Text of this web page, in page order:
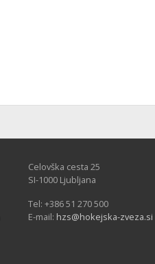
Celovška cesta 25
SI-1000 Ljubljana
Tel: +386 51 270 500
E-mail: hzs@hokejska-zveza.si